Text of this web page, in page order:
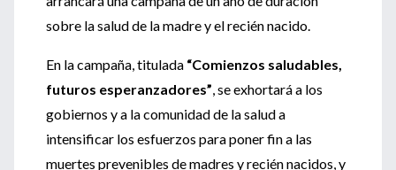
sobre la salud de la madre y el recién nacido.
En la campaña, titulada “Comienzos saludables,
futuros esperanzadores”, se exhortará a los
gobiernos y a la comunidad de la salud a
intensificar los esfuerzos para poner fin a las
muertes prevenibles de madres y recién nacidos, y